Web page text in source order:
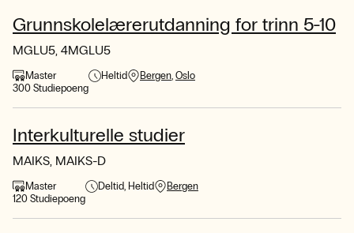
Grunnskolelærerutdanning for trinn 5-10
MGLU5, 4MGLU5
Master
300 Studiepoeng
Heltid Bergen Oslo
Interkulturelle studier
MAIKS, MAIKS-D
Master
120 Studiepoeng
Deltid Heltid Bergen